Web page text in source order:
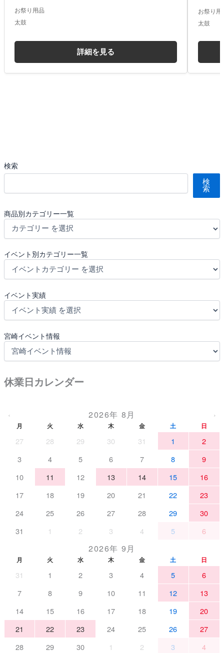
お祭り用品
太鼓
詳細を見る
お祭り用
太鼓
検索
検
索
商品別カテゴリー一覧
イベント別カテゴリー一覧
イベント実績
宮崎イベント情報
休業日カレンダー
‹ 2026年 8月 ›
月 火 水 木 金 土 日
27 28 29 30 31 1
2
3
4 5 6 7 8
9
10
11 12 13 14 15
16
17
18 19 20 21 22
23
24
25 26 27 28 29
30
31
1 2 3 4 5 6
2026年 9月
月 火 水 木 金 土 日
31 1 2 3 4 5
6
7
8 9 10 11 12
13
14
15 16 17 18 19
20
21
22 23 24 25 26
27
28
29 30 1 2 3 4